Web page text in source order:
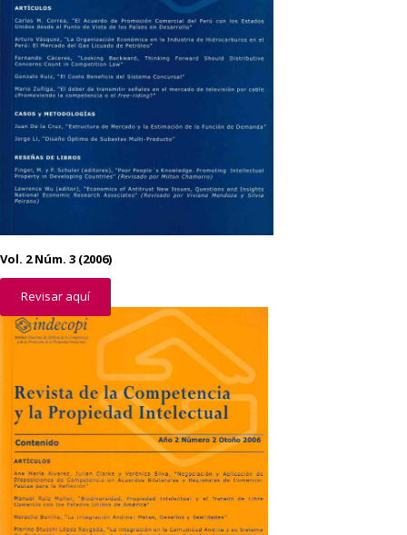
Vol. 2 Núm. 3 (2006)
Revisar aquí